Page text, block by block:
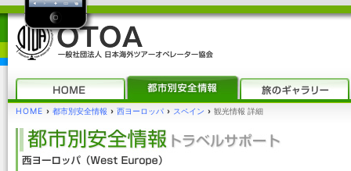
HOME › 都市別安全情報 › 西ヨーロッパ › スペイン › 観光情報 詳細